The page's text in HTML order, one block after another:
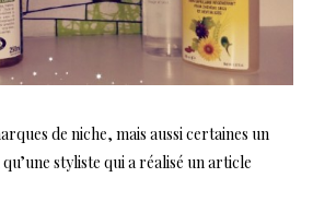
de niche, mais aussi certaines un
styliste qui a réalisé un article